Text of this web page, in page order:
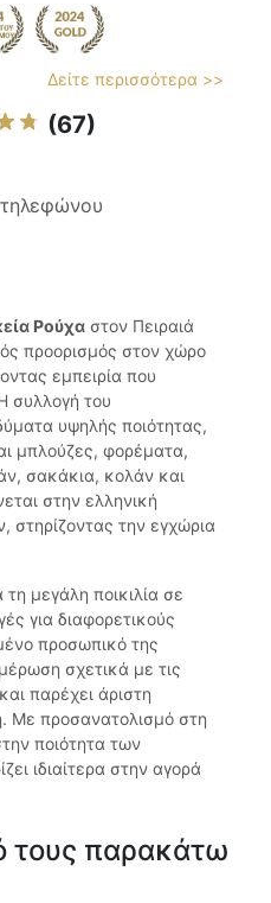
Δείτε περισσότερα >>
(67)
Ρούχα στον Πειραιά
προορισμός στον χώρο
εμπειρία που
συλλογή του
υψηλής ποιότητας,
μπλούζες, φορέματα,
σακάκια, κολάν και
στην ελληνική
στηρίζοντας την εγχώρια
μεγάλη ποικιλία σε
για διαφορετικούς
προσωπικό της
σχετικά με τις
παρέχει άριστη
Με προσανατολισμό στη
ποιότητα των
ιδιαίτερα στην αγορά
τους παρακάτω